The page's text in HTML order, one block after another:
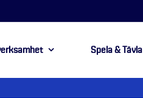
Spela & Tävla